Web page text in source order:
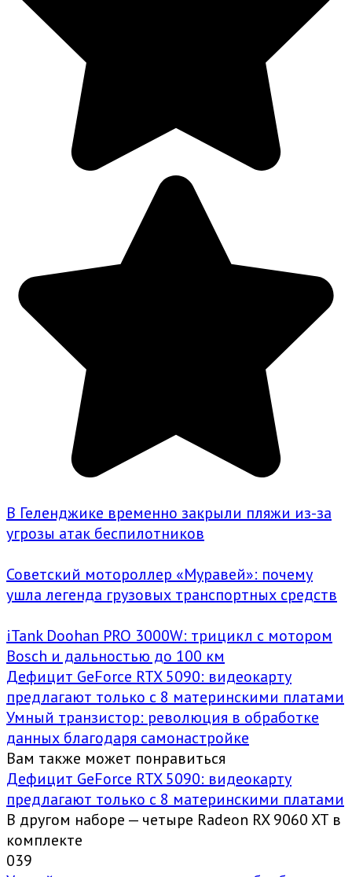
В Геленджике временно закрыли пляжи из-за
угрозы атак беспилотников
Советский мотороллер «Муравей»: почему
ушла легенда грузовых транспортных средств
iTank Doohan PRO 3000W: трицикл с мотором
Bosch и дальностью до 100 км
Дефицит GeForce RTX 5090: видеокарту
предлагают только с 8 материнскими платами
Умный транзистор: революция в обработке
данных благодаря самонастройке
Вам также может понравиться
Дефицит GeForce RTX 5090: видеокарту
предлагают только с 8 материнскими платами
В другом наборе — четыре Radeon RX 9060 XT в
комплекте
039